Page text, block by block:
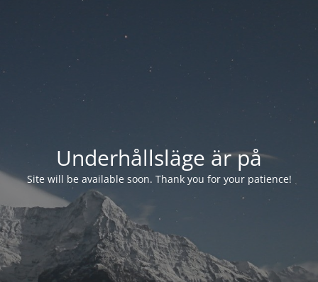
Underhållsläge är på
Site will be available soon. Thank you for your patience!